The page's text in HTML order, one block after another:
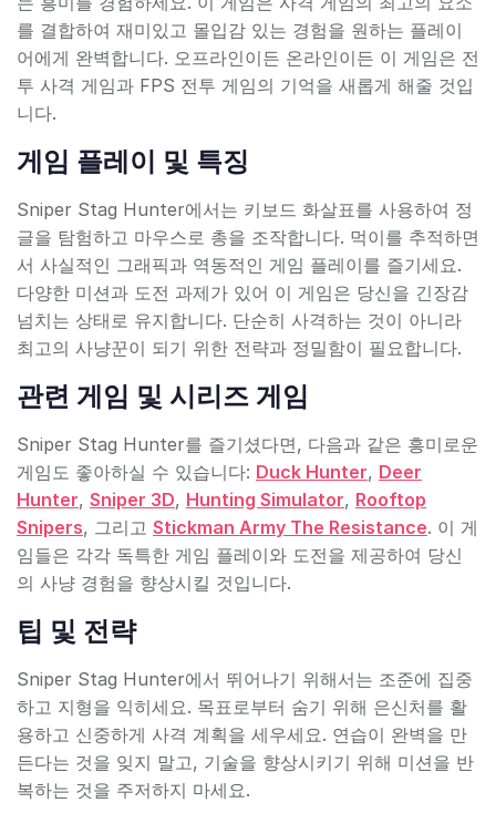
를 결합하여 재미있고 몰입감 있는 경험을 원하는 플레이
어에게 완벽합니다. 오프라인이든 온라인이든 이 게임은 전
투 사격 게임과 FPS 전투 게임의 기억을 새롭게 해줄 것입
니다.
게임 플레이 및 특징
Sniper Stag Hunter에서는 키보드 화살표를 사용하여 정
글을 탐험하고 마우스로 총을 조작합니다. 먹이를 추적하면
서 사실적인 그래픽과 역동적인 게임 플레이를 즐기세요.
다양한 미션과 도전 과제가 있어 이 게임은 당신을 긴장감
넘치는 상태로 유지합니다. 단순히 사격하는 것이 아니라
최고의 사냥꾼이 되기 위한 전략과 정밀함이 필요합니다.
관련 게임 및 시리즈 게임
Sniper Stag Hunter를 즐기셨다면, 다음과 같은 흥미로운
게임도 좋아하실 수 있습니다: Duck Hunter, Deer
Hunter, Sniper 3D, Hunting Simulator, Rooftop
Snipers, 그리고 Stickman Army The Resistance. 이 게
임들은 각각 독특한 게임 플레이와 도전을 제공하여 당신
의 사냥 경험을 향상시킬 것입니다.
팁 및 전략
Sniper Stag Hunter에서 뛰어나기 위해서는 조준에 집중
하고 지형을 익히세요. 목표로부터 숨기 위해 은신처를 활
용하고 신중하게 사격 계획을 세우세요. 연습이 완벽을 만
든다는 것을 잊지 말고, 기술을 향상시키기 위해 미션을 반
복하는 것을 주저하지 마세요.